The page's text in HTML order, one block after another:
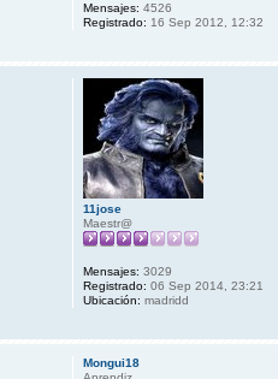
Mensajes: 4526
Registrado: 16 Sep 2012, 12:32
11jose
Maestr@
Mensajes: 3029
Registrado: 06 Sep 2014, 23:21
Ubicación: madridd
Mongui18